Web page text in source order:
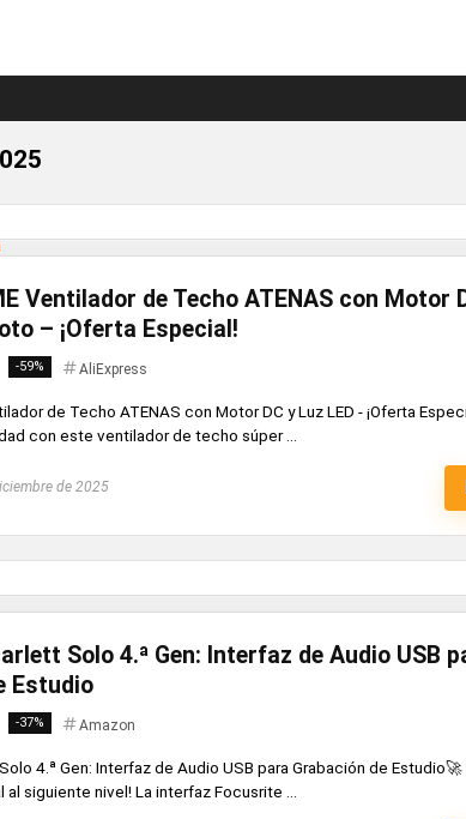
Ventilador de Techo ATENAS con Motor
– ¡Oferta Especial!
-59% AliExpress
de Techo ATENAS con Motor DC y Luz LED - ¡Oferta
con este ventilador de techo súper ...
de 2025
Solo 4.ª Gen: Interfaz de Audio USB
Estudio
-37% Amazon
4.ª Gen: Interfaz de Audio USB para Grabación de Estudio🚀
siguiente nivel! La interfaz Focusrite ...